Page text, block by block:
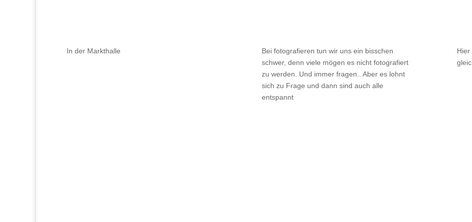
In der Markthalle
Bei fotografieren tun wir uns ein bisschen
schwer, denn viele mögen es nicht fotografiert
zu werden. Und immer fragen.. Aber es lohnt
sich zu Frage und dann sind auch alle
entspannt
Hier